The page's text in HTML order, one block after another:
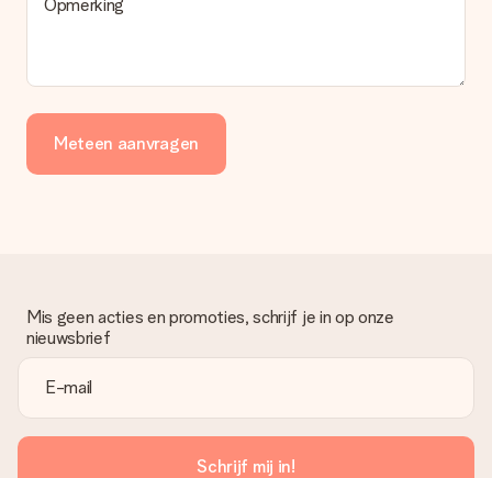
het echt een verrassing!
Opmerking
Meteen aanvragen
Mis geen acties en promoties, schrijf je in op onze
nieuwsbrief
Schrijf mij in!